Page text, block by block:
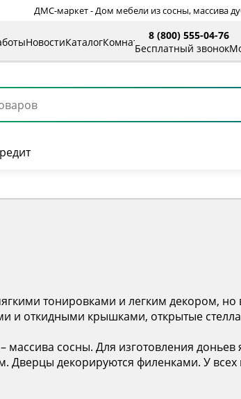
ДМС-маркет - Дом мебели из сосны, массива
НовостиКаталогКомнаты
8 (800) 555-04-76
Бесплатный звонок
тонировками и легким декором, но
и откидными крышками, открытые
сосны. Для изготовления
декорируются филенками. У всех